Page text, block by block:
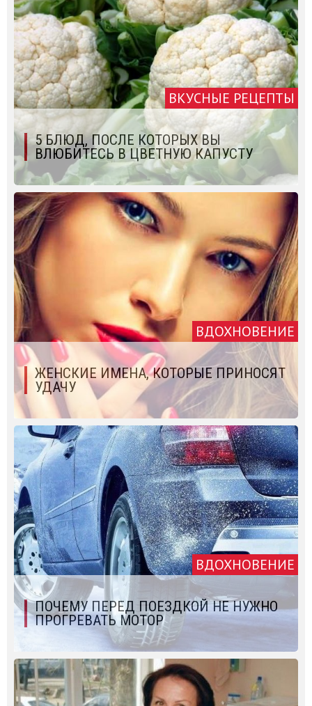
ВКУСНЫЕ РЕЦЕПТЫ
5 БЛЮД, ПОСЛЕ КОТОРЫХ ВЫ
ВЛЮБИТЕСЬ В ЦВЕТНУЮ КАПУСТУ
ВДОХНОВЕНИЕ
ЖЕНСКИЕ ИМЕНА, КОТОРЫЕ ПРИНОСЯТ
УДАЧУ
ВДОХНОВЕНИЕ
ПОЧЕМУ ПЕРЕД ПОЕЗДКОЙ НЕ НУЖНО
ПРОГРЕВАТЬ МОТОР